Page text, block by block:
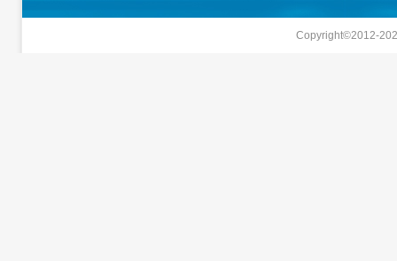
Copyright©2012-